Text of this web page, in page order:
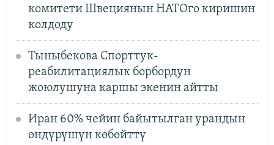
комитети Швециянын НАТОго киришин
колдоду
Тыныбекова Спорттук-
реабилитациялык борбордун
жоюлушуна каршы экенин айтты
Иран 60% чейин байытылган урандын
өндүрүшүн көбөйттү